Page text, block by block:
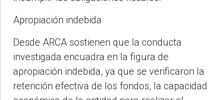
Apropiación indebida
Desde ARCA sostienen que la conducta
investigada encuadra en la figura de
apropiación indebida, ya que se verificaron la
retención efectiva de los fondos, la capacidad